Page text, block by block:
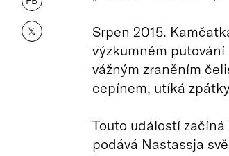
𝕏
Srpen 2015.
výzkumném
vážným zraněním
cepínem, utíká
Touto událostí
podává Nastassja